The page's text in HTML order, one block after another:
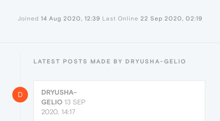
Joined 14 Aug 2020, 12:39 Last Online 22 Sep 2020, 02:19
LATEST POSTS MADE BY DRYUSHA-GELIO
D
DRYUSHA-
GELIO 13 SEP
2020, 14:17